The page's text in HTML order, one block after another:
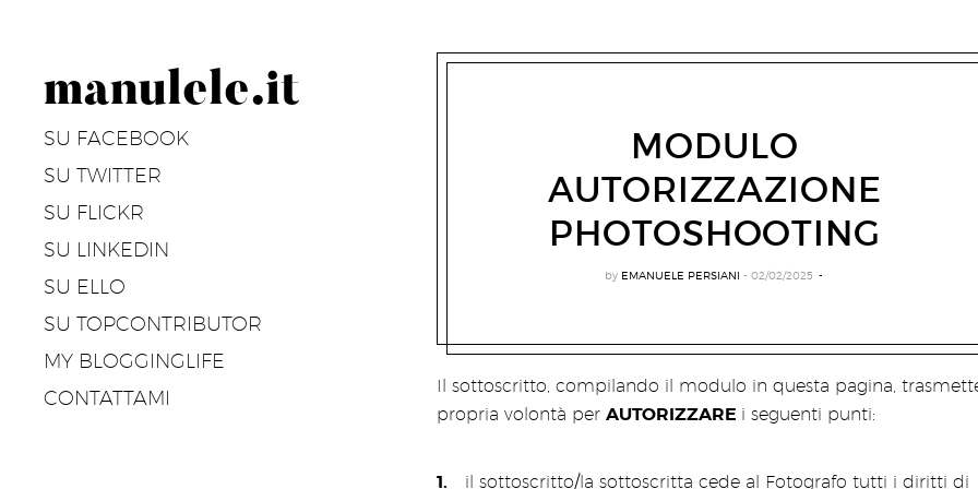
manulele.it
SU FACEBOOK
SU TWITTER
SU FLICKR
SU LINKEDIN
SU ELLO
SU TOPCONTRIBUTOR
MY BLOGGINGLIFE
CONTATTAMI
MODULO
AUTORIZZAZIONE
PHOTOSHOOTING
by EMANUELE PERSIANI 02/02/2025
Il sottoscritto, compilando il modulo in questa pagina,
propria volontà per AUTORIZZARE i seguenti punti:
il sottoscritto/la sottoscritta cede al Fotografo tutti i diritti di